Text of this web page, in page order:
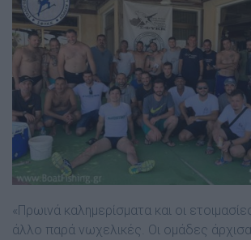
«Πρωινά καλημερίσματα και οι
άλλο παρά νωχελικές. Οι ομάδες